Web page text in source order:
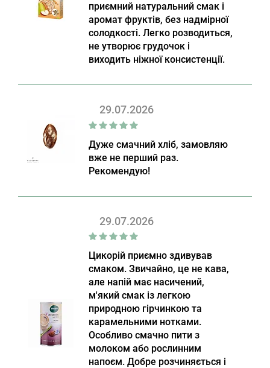
приємний натуральний смак і
аромат фруктів, без надмірної
солодкості. Легко розводиться,
не утворює грудочок і
виходить ніжної консистенції.
29.07.2026
Дуже смачний хліб, замовляю
вже не перший раз.
Рекомендую!
29.07.2026
Цикорій приємно здивував
смаком. Звичайно, це не кава,
але напій має насичений,
м'який смак із легкою
природною гірчинкою та
карамельними нотками.
Особливо смачно пити з
молоком або рослинним
напоєм. Добре розчиняється і